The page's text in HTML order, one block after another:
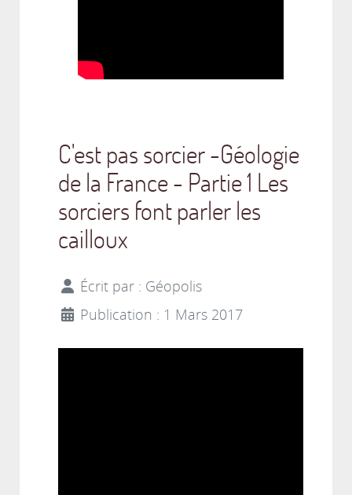
C'est pas sorcier -Géologie
de la France - Partie 1 Les
sorciers font parler les
cailloux
Écrit par : Géopolis
Publication : 1 Mars 2017